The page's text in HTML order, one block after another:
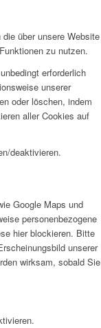
über unsere Website
zu nutzen.
erforderlich
unserer
oder löschen, indem
aller Cookies auf
deaktivieren.
Google Maps und
personenbezogene
hier blockieren. Bitte
unserer
wirksam, sobald Sie